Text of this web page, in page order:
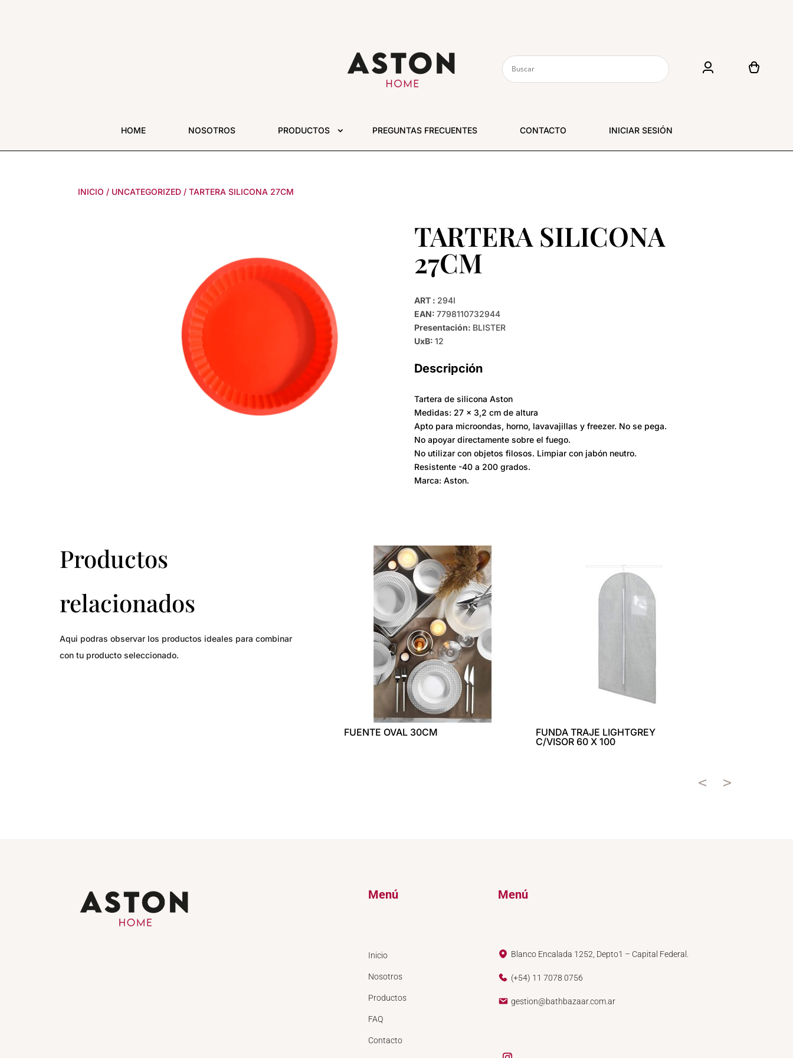
HOME NOSOTROS PRODUCTOS PREGUNTAS FRECUENTES CONTACTO INICIAR SESIÓN
INICIO / UNCATEGORIZED / TARTERA SILICONA 27CM
TARTERA SILICONA
27CM
ART : 294I
EAN: 7798110732944
Presentación: BLISTER
UxB: 12
Descripción
Tartera de silicona Aston
Medidas: 27 x 3,2 cm de altura
Apto para microondas, horno, lavavajillas y freezer. No se pega.
No apoyar directamente sobre el fuego.
No utilizar con objetos filosos. Limpiar con jabón neutro.
Resistente -40 a 200 grados.
Marca: Aston.
Productos
relacionados
Aqui podras observar los productos ideales para combinar
con tu producto seleccionado.
FUENTE OVAL 30CM
FUNDA TRAJE LIGHTGREY
C/VISOR 60 X 100
Menú
Inicio
Nosotros
Productos
FAQ
Contacto
Menú
Blanco Encalada 1252, Depto1 – Capital Federal.
(+54) 11 7078 0756
gestion@bathbazaar.com.ar